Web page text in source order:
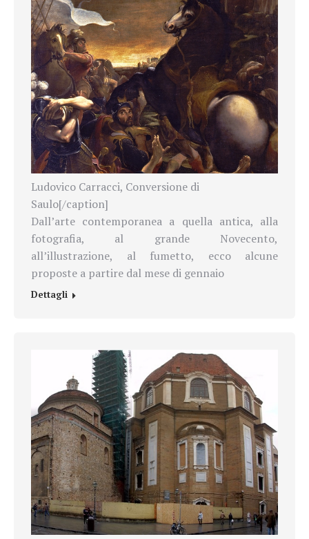
Ludovico Carracci, Conversione di
Saulo[/caption]
Dall’arte contemporanea a quella antica, alla
fotografia, al grande Novecento,
all’illustrazione, al fumetto, ecco alcune
proposte a partire dal mese di gennaio
Dettagli